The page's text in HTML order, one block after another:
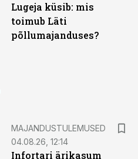
Lugeja küsib: mis
toimub Läti
põllumajanduses?
MAJANDUSTULEMUSED
04.08.26, 12:14
Infortari ärikasum